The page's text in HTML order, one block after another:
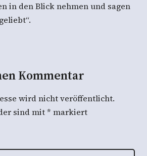
in den Blick nehmen und sagen
Kommentar
wird nicht veröffentlicht.
sind mit* markiert